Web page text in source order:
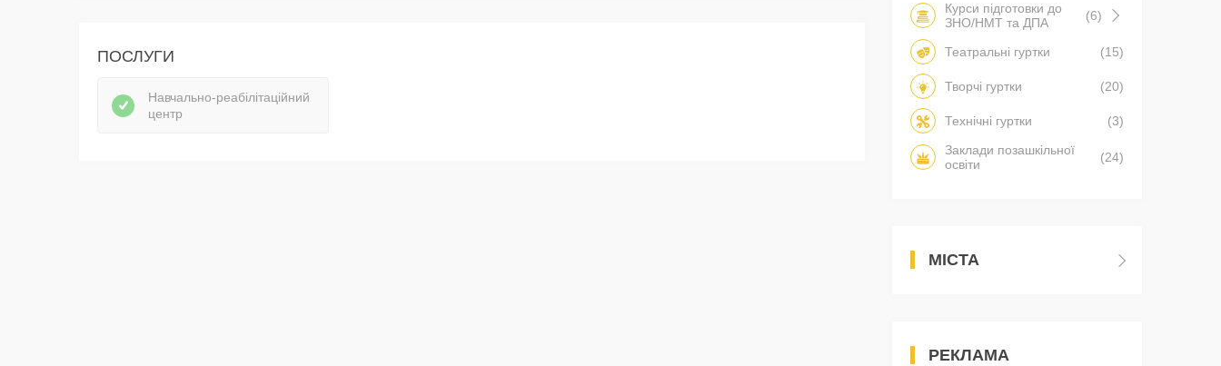
ПОСЛУГИ
Навчально-реабілітаційний
центр
Курси підготовки до
ЗНО/НМТ та ДПА
(6)
Театральні гуртки (15)
Творчі гуртки (20)
Технічні гуртки
(3)
Заклади позашкільної
освіти
(24)
МІСТА
РЕКЛАМА